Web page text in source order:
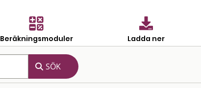
Beräkningsmoduler Ladda ner